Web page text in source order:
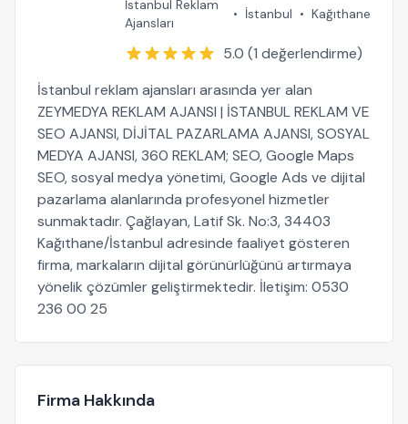
İstanbul Reklam
Ajansları
• İstanbul • Kağıthane
5.0 (1 değerlendirme)
İstanbul reklam ajansları arasında yer alan
ZEYMEDYA REKLAM AJANSI | İSTANBUL REKLAM VE
SEO AJANSI, DİJİTAL PAZARLAMA AJANSI, SOSYAL
MEDYA AJANSI, 360 REKLAM; SEO, Google Maps
SEO, sosyal medya yönetimi, Google Ads ve dijital
pazarlama alanlarında profesyonel hizmetler
sunmaktadır. Çağlayan, Latif Sk. No:3, 34403
Kağıthane/İstanbul adresinde faaliyet gösteren
firma, markaların dijital görünürlüğünü artırmaya
yönelik çözümler geliştirmektedir. İletişim: 0530
236 00 25
Firma Hakkında